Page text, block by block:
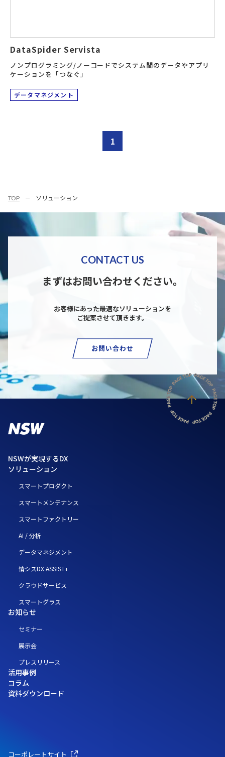
DataSpider Servista
ノンプログラミング/ノーコードでシステム間のデータやアプリ
ケーションを「つなぐ」
データマネジメント
1
TOP ソリューション
CONTACT US
まずはお問い合わせください。
お客様にあった最適なソリューションを
ご提案させて頂きます。
お問い合わせ
NSWが実現するDX
ソリューション
スマートプロダクト
スマートメンテナンス
スマートファクトリー
AI / 分析
データマネジメント
情シスDX ASSIST+
クラウドサービス
スマートグラス
お知らせ
セミナー
展示会
プレスリリース
活用事例
コラム
資料ダウンロード
コーポレートサイト